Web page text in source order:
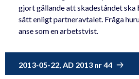
gjort gällande att skadeståndet ska
sätt enligt partneravtalet. Fråga
anse som en arbetstvist.
2013-05-22, AD 2013 nr 44